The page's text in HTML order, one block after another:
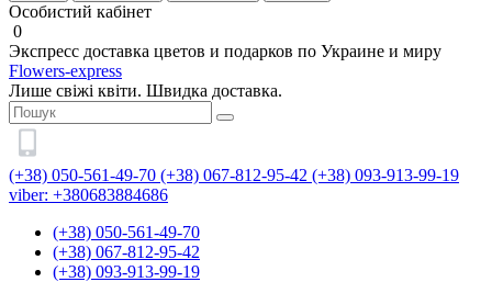
Особистий кабінет
0
Экспресс доставка цветов и подарков по Украине и миру
Flowers-express
Лише свіжі квіти. Швидка доставка.
(+38) 050-561-49-70 (+38) 067-812-95-42 (+38) 093-913-99-19
viber: +380683884686
(+38) 050-561-49-70
(+38) 067-812-95-42
(+38) 093-913-99-19